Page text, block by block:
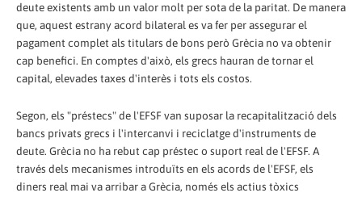
deute existents amb un valor molt per sota de la paritat. De manera
que, aquest estrany acord bilateral es va fer per assegurar el
pagament complet als titulars de bons però Grècia no va obtenir
cap benefici. En comptes d'això, els grecs hauran de tornar el
capital, elevades taxes d'interès i tots els costos.
Segon, els "préstecs" de l'EFSF van suposar la recapitalització dels
bancs privats grecs i l'intercanvi i reciclatge d'instruments de
deute. Grècia no ha rebut cap préstec o suport real de l'EFSF. A
través dels mecanismes introduïts en els acords de l'EFSF, els
diners real mai va arribar a Grècia, només els actius tòxics